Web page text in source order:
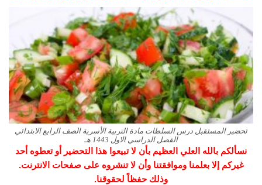
تحضير المستقبل درس السلطات مادة التربية الأسرية الصف الرابع الابتدائي
الفصل الدراسي الاول 1443 هـ
نسألكم بالله العلي العظيم بأن لا تبيعوا هذا التحضير أو تعطوه أحد
غيركم إلا بعلمنا وموافقتنا وأن لا تنشروه على صفحات الانترنت.
وذلك حفظاً لحقوقنا.